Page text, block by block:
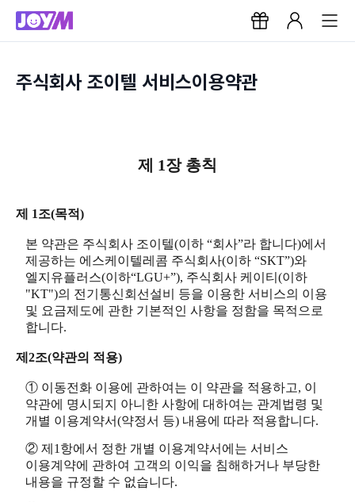
주식회사 조이텔 서비스이용약관
제 1장 총칙
제 1조(목적)
본 약관은 주식회사 조이텔(이하 “회사”라 합니다)에서
제공하는 에스케이텔레콤 주식회사(이하 “SKT”)와
엘지유플러스(이하“LGU+”), 주식회사 케이티(이하
"KT")의 전기통신회선설비 등을 이용한 서비스의 이용
및 요금제도에 관한 기본적인 사항을 정함을 목적으로
합니다.
제2조(약관의 적용)
① 이동전화 이용에 관하여는 이 약관을 적용하고, 이
약관에 명시되지 아니한 사항에 대하여는 관계법령 및
개별 이용계약서(약정서 등) 내용에 따라 적용합니다.
② 제1항에서 정한 개별 이용계약서에는 서비스
이용계약에 관하여 고객의 이익을 침해하거나 부당한
내용을 규정할 수 없습니다.